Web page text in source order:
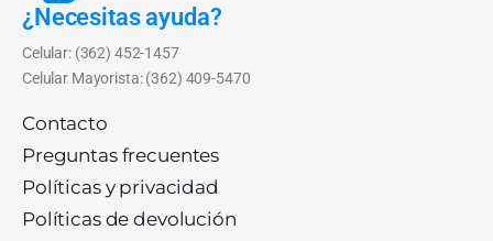
¿Necesitas ayuda?
Celular: (362) 452-1457
Celular Mayorista: (362) 409-5470
Contacto
Preguntas frecuentes
Políticas y privacidad
Políticas de devolución